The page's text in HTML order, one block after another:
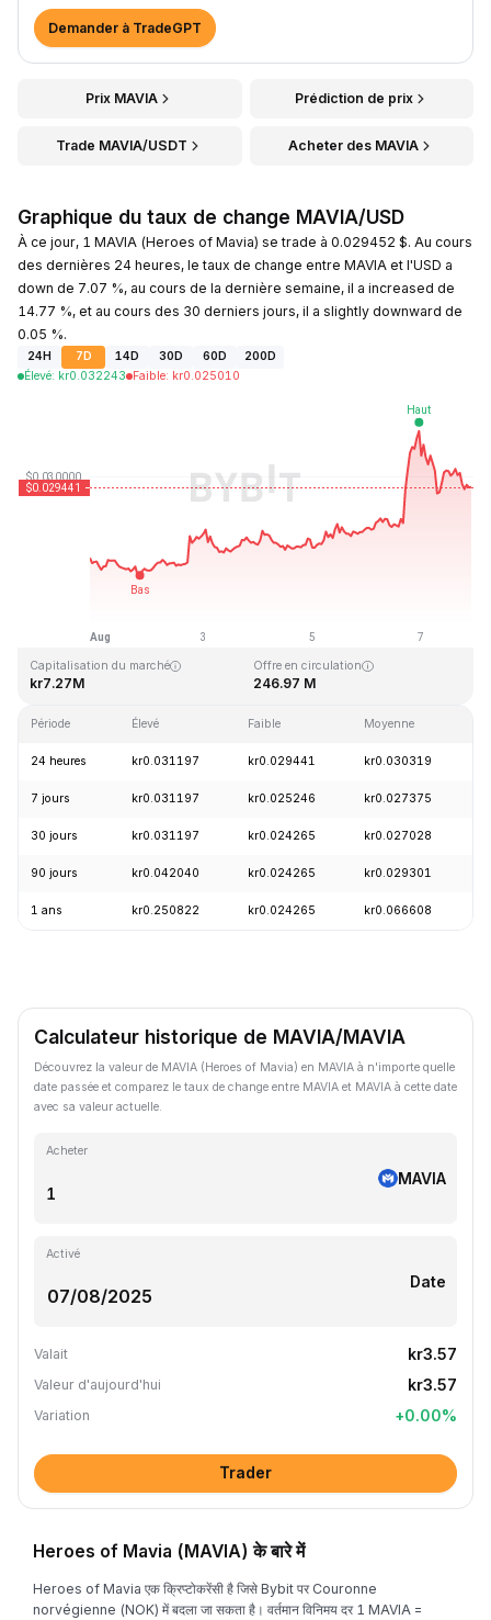
Demander à TradeGPT
Prix MAVIA Prédiction de prix
Trade MAVIA/USDT Acheter des MAVIA
Graphique du taux de change MAVIA/USD
À ce jour, 1 MAVIA (Heroes of Mavia) se trade à 0.029452 $. Au cours
des dernières 24 heures, le taux de change entre MAVIA et l'USD a
down de 7.07 %, au cours de la dernière semaine, il a increased de
14.77 %, et au cours des 30 derniers jours, il a slightly downward de
0.05 %.
24H 7D 14D 30D 60D
200D
Élevé: kr0.032243 Faible: kr0.025010
Dernière mise à jour : 2026-08-07, 21:36 GMT+0
kr0.023019
Capitalisation du marché
kr7.27M
Offre en circulation
246.97 M
Période Élevé Faible Moyenne
24 heures kr0.031197 kr0.029441 kr0.030319
7 jours kr0.031197 kr0.025246 kr0.027375
30 jours kr0.031197 kr0.024265 kr0.027028
90 jours kr0.042040 kr0.024265 kr0.029301
1 ans kr0.250822 kr0.024265 kr0.066608
Calculateur historique de MAVIA/MAVIA
Découvrez la valeur de MAVIA (Heroes of Mavia) en MAVIA à n'importe quelle
date passée et comparez le taux de change entre MAVIA et MAVIA à cette date
avec sa valeur actuelle.
Acheter
MAVIA
Activé
Date
Valait kr3.57
Valeur d'aujourd'hui kr3.57
Variation +0.00%
Trader
Heroes of Mavia (MAVIA) के बारे में
Heroes of Mavia एक क्रिप्टोकरेंसी है जिसे Bybit पर Couronne
norvégienne (NOK) में बदला जा सकता है। वर्तमान विनिमय दर 1 MAVIA =